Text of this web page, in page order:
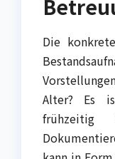
Die
Alter? Es